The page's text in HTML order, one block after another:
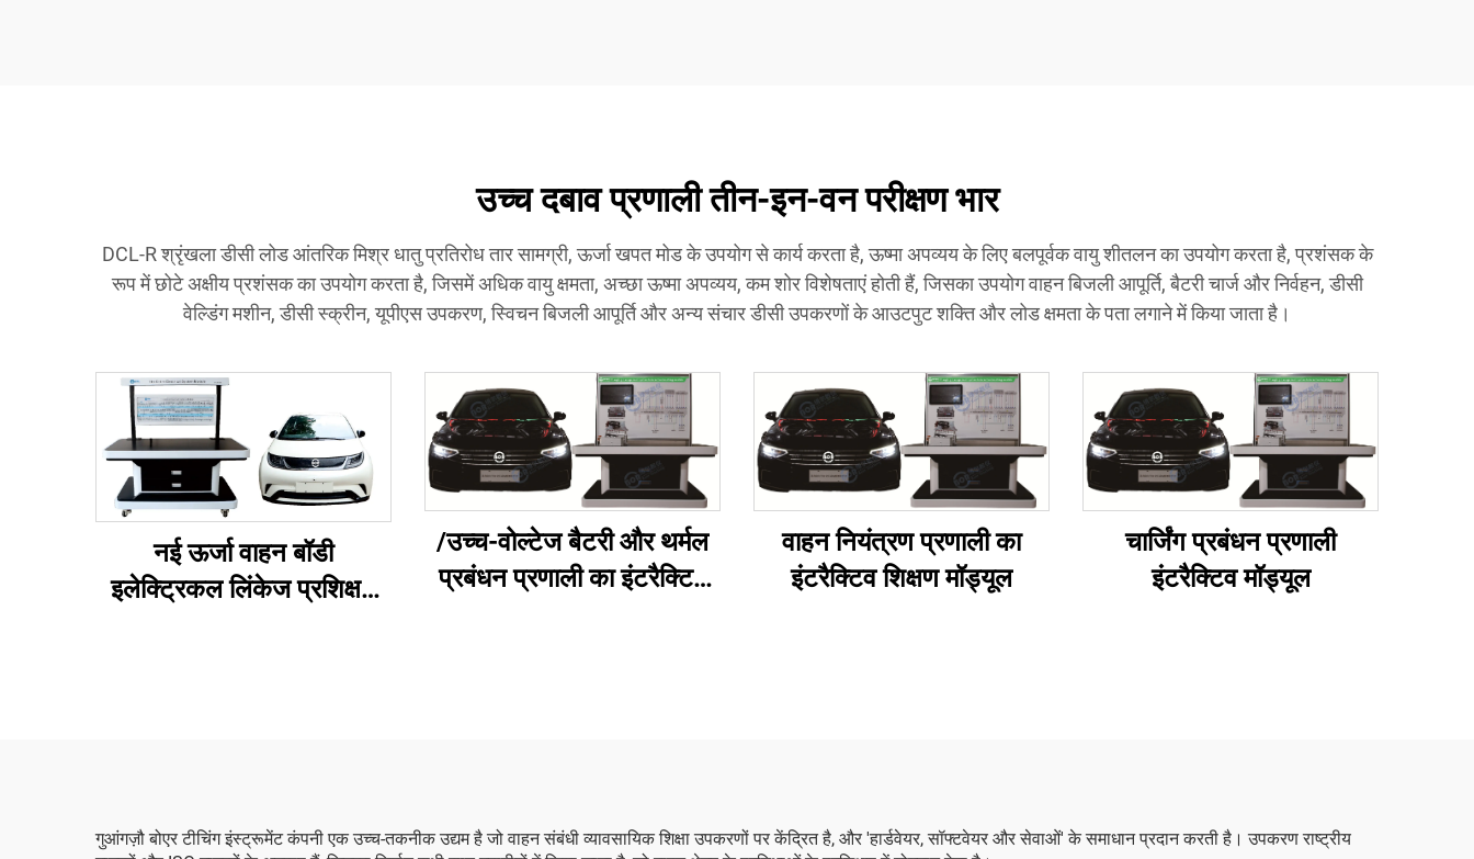
उच्च दबाव प्रणाली तीन-इन-वन परीक्षण भार
DCL-R श्रृंखला डीसी लोड आंतरिक मिश्र धातु प्रतिरोध तार सामग्री, ऊर्जा खपत मोड के उपयोग से कार्य करता है, ऊष्मा अपव्यय के लिए बलपूर्वक वायु शीतलन का उपयोग करता है, प्रशंसक के
रूप में छोटे अक्षीय प्रशंसक का उपयोग करता है, जिसमें अधिक वायु क्षमता, अच्छा ऊष्मा अपव्यय, कम शोर विशेषताएं होती हैं, जिसका उपयोग वाहन बिजली आपूर्ति, बैटरी चार्ज और निर्वहन, डीसी
वेल्डिंग मशीन, डीसी स्क्रीन, यूपीएस उपकरण, स्विचन बिजली आपूर्ति और अन्य संचार डीसी उपकरणों के आउटपुट शक्ति और लोड क्षमता के पता लगाने में किया जाता है।
नई ऊर्जा वाहन बॉडी
इलेक्ट्रिकल लिंकेज प्रशिक्षण
/उच्च-वोल्टेज बैटरी और थर्मल
प्रबंधन प्रणाली का इंटरैक्टिव
वाहन नियंत्रण प्रणाली का
इंटरैक्टिव शिक्षण मॉड्यूल
चार्जिंग प्रबंधन प्रणाली
इंटरैक्टिव मॉड्यूल
गुआंगज़ौ बोएर टीचिंग इंस्ट्रूमेंट कंपनी एक उच्च-तकनीक उद्यम है जो वाहन संबंधी व्यावसायिक शिक्षा उपकरणों पर केंद्रित है, और 'हार्डवेयर, सॉफ्टवेयर और सेवाओं' के समाधान प्रदान करती है। उपकरण राष्ट्रीय